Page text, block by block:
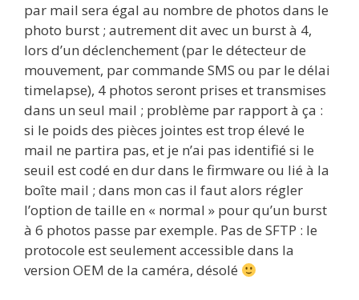
par mail sera égal au nombre de photos dans le
photo burst ; autrement dit avec un burst à 4,
lors d’un déclenchement (par le détecteur de
mouvement, par commande SMS ou par le délai
timelapse), 4 photos seront prises et transmises
dans un seul mail ; problème par rapport à ça :
si le poids des pièces jointes est trop élevé le
mail ne partira pas, et je n’ai pas identifié si le
seuil est codé en dur dans le firmware ou lié à la
boîte mail ; dans mon cas il faut alors régler
l’option de taille en « normal » pour qu’un burst
à 6 photos passe par exemple. Pas de SFTP : le
protocole est seulement accessible dans la
version OEM de la caméra, désolé